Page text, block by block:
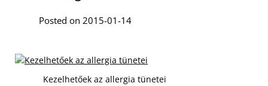
Posted on 2015-01-14
Kezelhetőek az allergia tünetei